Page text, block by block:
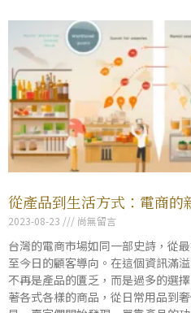
從產品到生活方式：電商的
2023-08-23 尚無留言
台灣的電商市場如同一部史詩，從
至今日的顧客導向。在這個資訊滿
不再是產品的匱乏，而是過多的選
著各式各樣的商品，從日常用品到